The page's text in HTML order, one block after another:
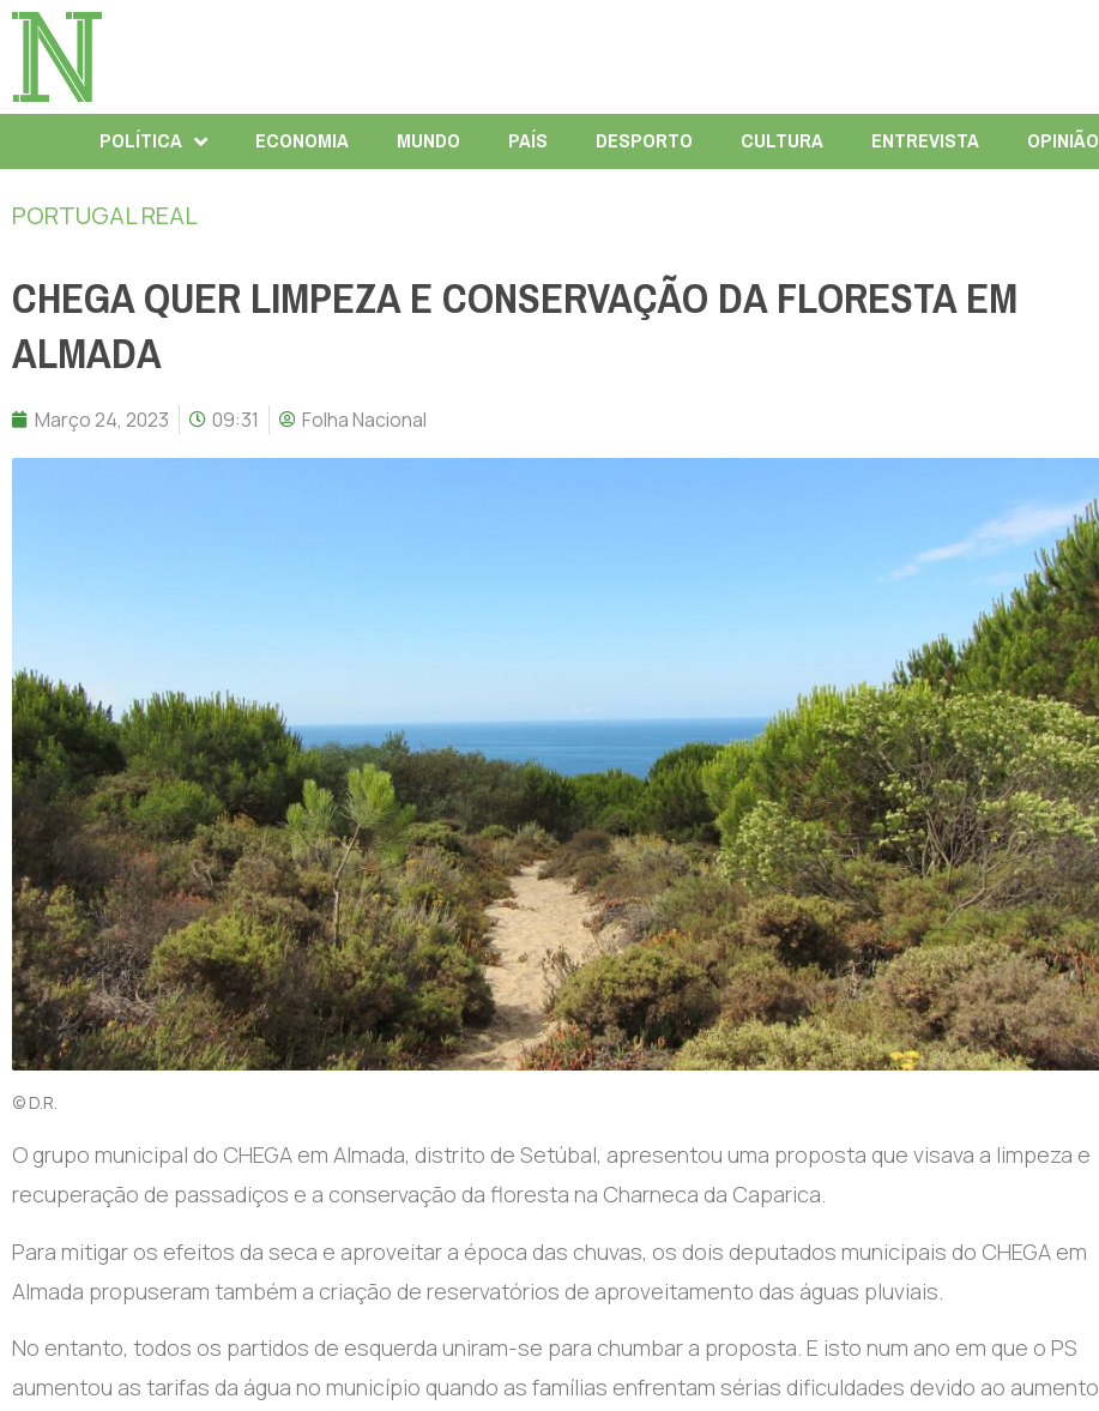
POLÍTICA ECONOMIA MUNDO PAÍS DESPORTO CULTURA ENTREVISTA OPINIÃO
PORTUGAL REAL
CHEGA QUER LIMPEZA E CONSERVAÇÃO DA FLORESTA EM
ALMADA
Março 24, 2023 09:31 Folha Nacional
© D.R.
O grupo municipal do CHEGA em Almada, distrito de Setúbal, apresentou uma proposta que visava a limpeza e
recuperação de passadiços e a conservação da floresta na Charneca da Caparica.
Para mitigar os efeitos da seca e aproveitar a época das chuvas, os dois deputados municipais do CHEGA em
Almada propuseram também a criação de reservatórios de aproveitamento das águas pluviais.
No entanto, todos os partidos de esquerda uniram-se para chumbar a proposta. E isto num ano em que o PS
aumentou as tarifas da água no município quando as famílias enfrentam sérias dificuldades devido ao aumento